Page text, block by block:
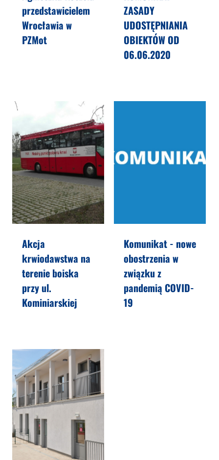
przedstawicielem
Wrocławia w
PZMot
ZASADY
UDOSTĘPNIANIA
OBIEKTÓW OD
06.06.2020
Akcja
krwiodawstwa na
terenie boiska
przy ul.
Kominiarskiej
Komunikat - nowe
obostrzenia w
związku z
pandemią COVID-
19